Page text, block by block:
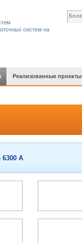
систем на
Реализованные проекты
А